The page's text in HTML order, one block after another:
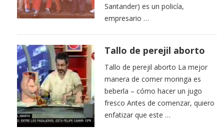
Santander) es un policía,
empresario …
Tallo de perejil aborto
Tallo de perejil aborto La mejor
manera de comer moringa es
beberla – cómo hacer un jugo
fresco Antes de comenzar, quiero
enfatizar que este …